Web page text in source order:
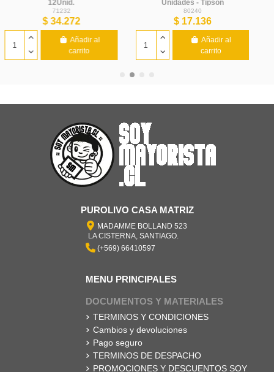
PUROLIVO CASA MATRIZ
MADAMME BOLLAND 523
LA CISTERNA, SANTIAGO.
(+569) 66410597
MENU PRINCIPALES
DOCUMENTOS Y MATERIALES
TERMINOS Y CONDICIONES
Cambios y devoluciones
Pago seguro
TERMINOS DE DESPACHO
PROMOCIONES Y DESCUENTOS SOY